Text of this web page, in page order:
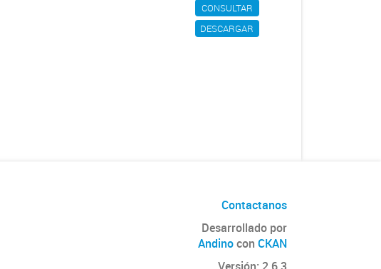
CONSULTAR
DESCARGAR
Contactanos
Desarrollado por
Andinocon CKAN